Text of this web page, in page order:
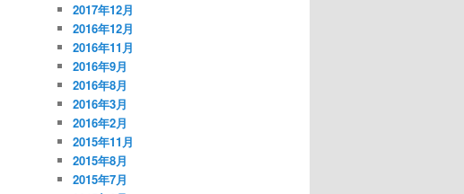
2017年12月
2016年12月
2016年11月
2016年9月
2016年8月
2016年3月
2016年2月
2015年11月
2015年8月
2015年7月